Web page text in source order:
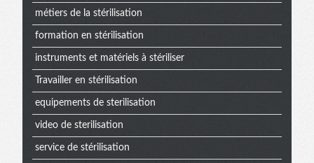
métiers de la stérilisation
formation en stérilisation
instruments et matériels à stériliser
Travailler en stérilisation
equipements de sterilisation
video de sterilisation
service de stérilisation